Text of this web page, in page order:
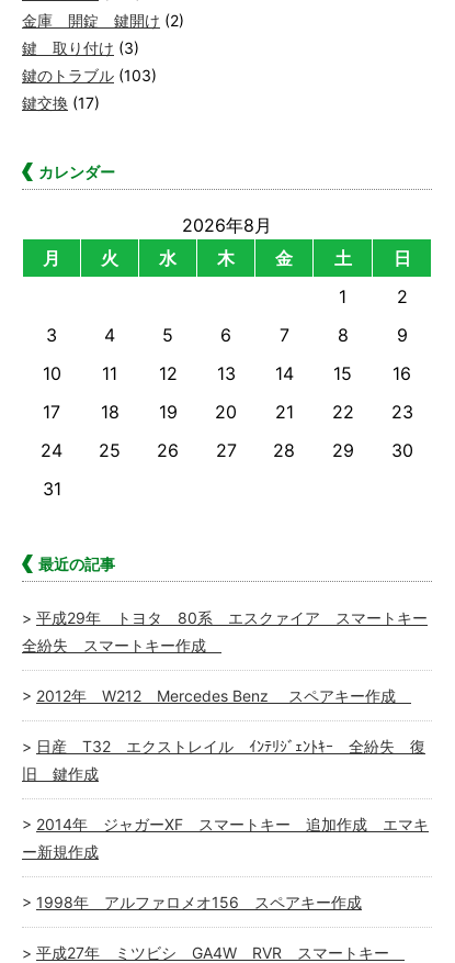
金庫 開錠 鍵開け (2)
鍵 取り付け (3)
鍵のトラブル (103)
鍵交換 (17)
カレンダー
2026年8月
月
火 水 木 金 土
日
1
2
3
4 5 6 7 8
9
10
11 12 13 14 15
16
17
18 19 20 21 22
23
24
25 26 27 28 29
30
31
最近の記事
平成29年 トヨタ 80系 エスクァイア スマートキー
全紛失 スマートキー作成
2012年 W212 Mercedes Benz スペアキー作成
日産 T32 エクストレイル ｲﾝﾃﾘｼﾞｪﾝﾄｷｰ 全紛失 復
旧 鍵作成
2014年 ジャガーXF スマートキー 追加作成 エマキ
ー新規作成
1998年 アルファロメオ156 スペアキー作成
平成27年 ミツビシ GA4W RVR スマートキー